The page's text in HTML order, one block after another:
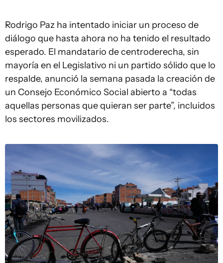
Rodrigo Paz ha intentado iniciar un proceso de
diálogo que hasta ahora no ha tenido el resultado
esperado. El mandatario de centroderecha, sin
mayoría en el Legislativo ni un partido sólido que lo
respalde, anunció la semana pasada la creación de
un Consejo Económico Social abierto a “todas
aquellas personas que quieran ser parte”, incluidos
los sectores movilizados.